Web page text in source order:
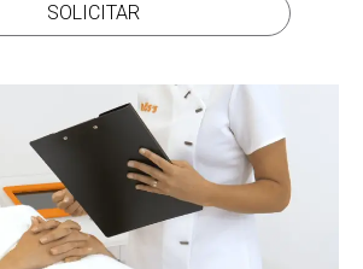
SOLICITAR